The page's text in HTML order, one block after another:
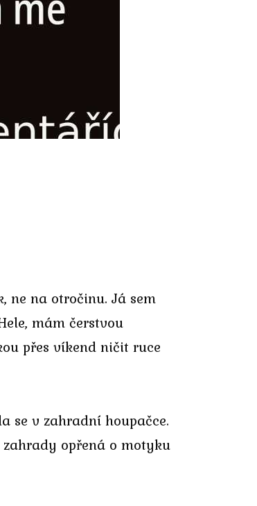
ne na otročinu. Já sem
mám čerstvou
přes víkend ničit ruce
se v zahradní houpačce.
opřená o motyku